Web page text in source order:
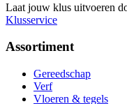
Laat jouw klus uitvoeren
Klusservice
Assortiment
Gereedschap
Verf
Vloeren & tegels